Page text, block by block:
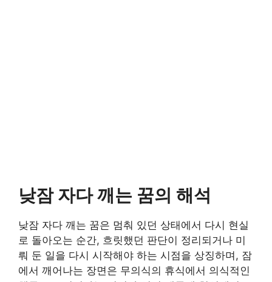
낮잠 자다 깨는 꿈의 해석
낮잠 자다 깨는 꿈은 멈춰 있던 상태에서 다시 현실
로 돌아오는 순간, 흐릿했던 판단이 정리되거나 미
뤄 둔 일을 다시 시작해야 하는 시점을 상징하며, 잠
에서 깨어나는 장면은 무의식의 휴식에서 의식적인